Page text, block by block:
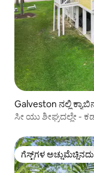
Galveston ನಲ್ಲಿ
ಸೀ ಯು ಶೀಘ್ರದಲ್ಲೇ -
ಗೆಸ್ಟ್‌ಗಳ ಅಚ್ಚುಮೆಚ್ಚಿನದು
ಗೆಸ್ಟ್‌ಗಳ ಅಚ್ಚುಮೆಚ್ಚಿನದು